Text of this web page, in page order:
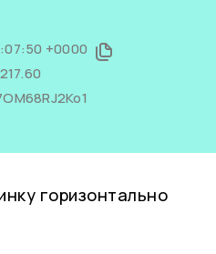
+0000
горизонтально